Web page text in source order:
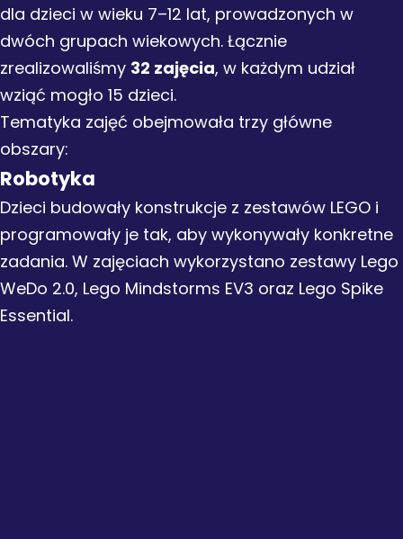
dla dzieci w wieku 7–12 lat, prowadzonych w
dwóch grupach wiekowych. Łącznie
zrealizowaliśmy 32 zajęcia, w każdym udział
wziąć mogło 15 dzieci.
Tematyka zajęć obejmowała trzy główne
obszary:
Robotyka
Dzieci budowały konstrukcje z zestawów LEGO i
programowały je tak, aby wykonywały konkretne
zadania. W zajęciach wykorzystano zestawy Lego
WeDo 2.0, Lego Mindstorms EV3 oraz Lego Spike
Essential.